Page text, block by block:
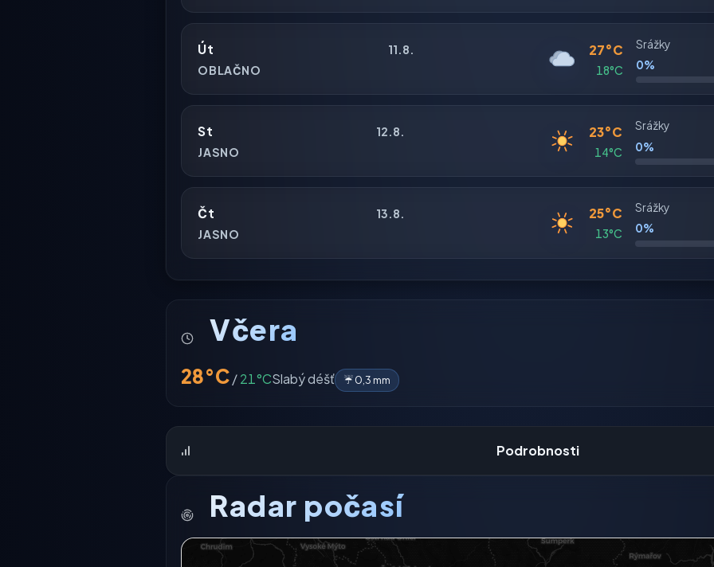
Út
11.8.
OBLAČNO
27°C
18°C
Srážky
0%
St
12.8.
JASNO
23°C
14°C
Srážky
0%
Čt
13.8.
JASNO
25°C
13°C
Srážky
0%
Včera
28°C/21°CSlabý déšť ☔ 0,3 mm
Podrobnosti
Radar počasí